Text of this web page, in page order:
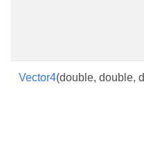
Vector4(double, double,